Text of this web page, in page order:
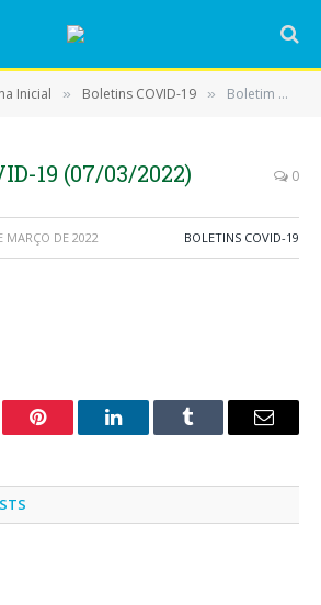
Inicial » Boletins COVID-19 » Boletim COVID-19 (07/03/2022)
19 (07/03/2022) 0
MARÇO DE 2022 BOLETINS COVID-19
Pinterest LinkedInTumblr
E-